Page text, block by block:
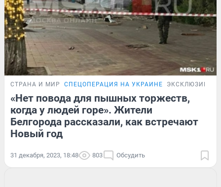
СТРАНА И МИР СПЕЦОПЕРАЦИЯ НА УКРАИНЕ ЭКСКЛЮЗИВ
«Нет повода для пышных торжеств,
когда у людей горе». Жители
Белгорода рассказали, как встречают
Новый год
31 декабря, 2023, 18:48 803 Обсудить